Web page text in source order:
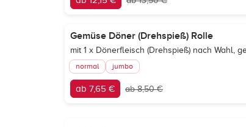
Gemüse Döner (Drehspieß) Rolle
mit 1 x Dönerfleisch (Drehspieß) nach Wahl,
normal jumbo
ab 7,65 € ab 8,50 €